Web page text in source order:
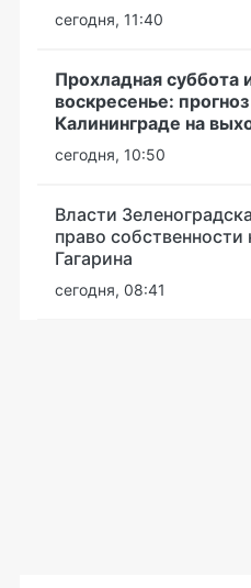
сегодня, 11:40
Прохладная суббота
воскресенье:
Калининграде на
сегодня, 10:50
Власти
право собственности
Гагарина
сегодня, 08:41